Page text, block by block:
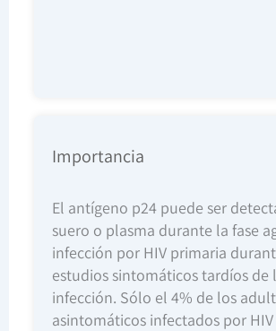
Importancia
El antígeno p24 puede ser
suero o plasma durante la fase
infección por HIV primaria
estudios sintomáticos tardíos de
infección. Sólo el 4% de los
asintomáticos infectados por